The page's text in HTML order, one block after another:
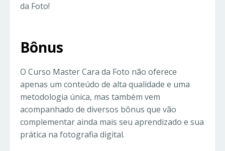
da Foto!
Bônus
O Curso Master Cara da Foto não oferece
apenas um conteúdo de alta qualidade e uma
metodologia única, mas também vem
acompanhado de diversos bônus que vão
complementar ainda mais seu aprendizado e sua
prática na fotografia digital.